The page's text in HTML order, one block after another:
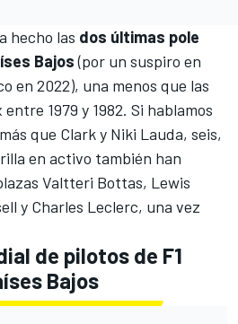
hecho las dos últimas pole
Bajos(por un suspiro en
en 2022), una menos que las
entre 1979 y 1982. Si hablamos
que Clark y Niki Lauda, seis,
en activo también han
Valtteri Bottas, Lewis
y Charles Leclerc, una vez
de pilotos de F1
Bajos